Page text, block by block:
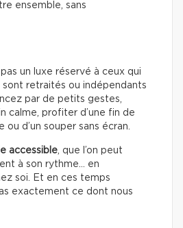
ensemble, sans
un luxe réservé à ceux qui
retraités ou indépendants
par de petits gestes,
calme, profiter d’une fin de
ou d’un souper sans écran.
accessible, que l’on peut
à son rythme… en
soi. Et en ces temps
exactement ce dont nous